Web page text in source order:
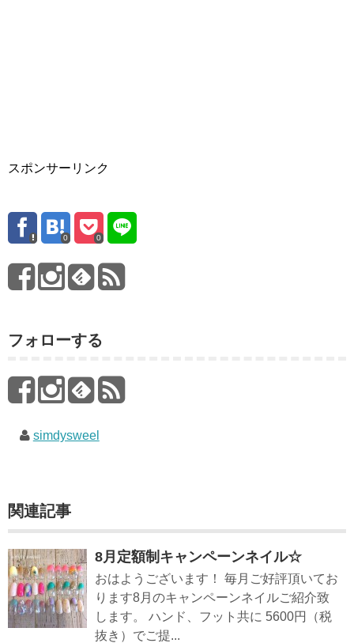
スポンサーリンク
0 0
フォローする
simdysweel
関連記事
8月定額制キャンペーンネイル☆
おはようございます！ 毎月ご好評頂いてお
ります8月のキャンペーンネイルご紹介致
します。 ハンド、フット共に 5600円（税
抜き）でご提...